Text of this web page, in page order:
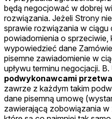
będą negocjować w dobrej
rozwiązania. Jeżeli Strony
sprawie rozwiązania w
powiadomienia o
wypowiedzieć dane
pisemne zawiadomienie w
upływu terminu negocjacji. B.
podwykonawcami
zawrze z każdym takim
dane pisemną umowę
zawierającą zobowiązania w